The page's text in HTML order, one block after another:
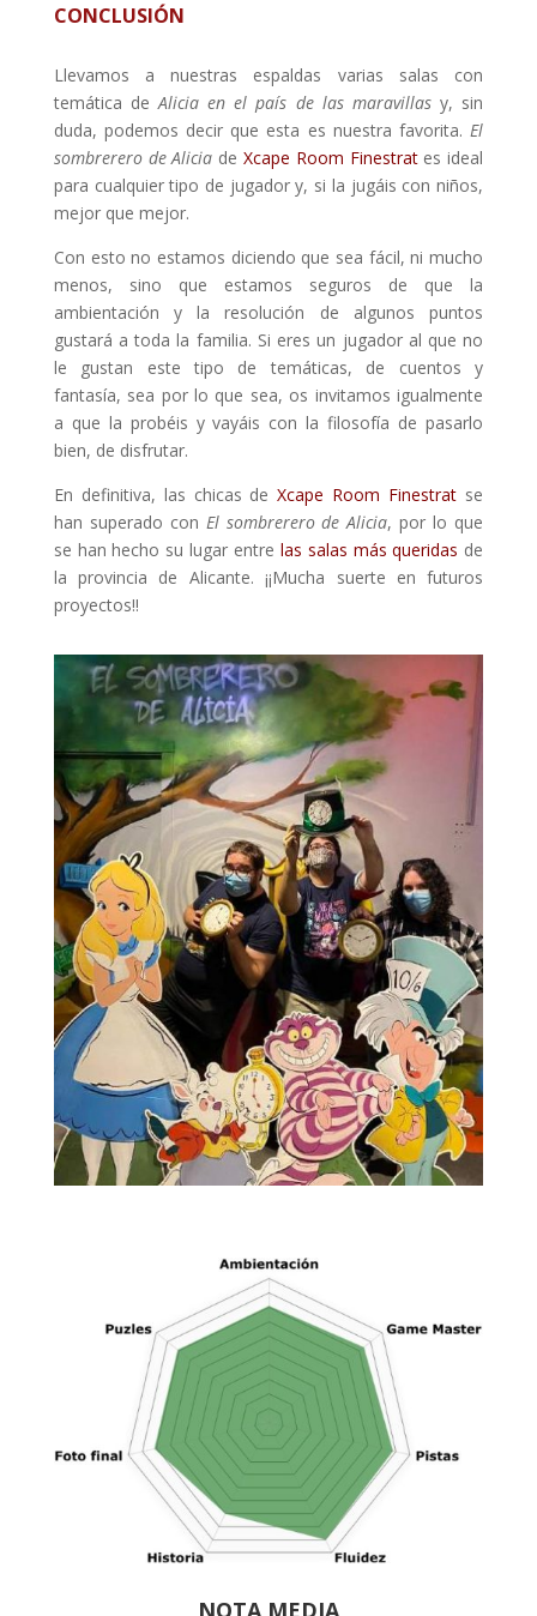
CONCLUSIÓN
Llevamos a nuestras espaldas varias salas con
temática deAlicia en el país de las maravillasy, sin
duda, podemos decir que esta es nuestra favorita. El
sombrerero de Alicia deXcape Room Finestrates ideal
para cualquier tipo de jugador y, si la jugáis con niños,
mejor que mejor.
Con esto no estamos diciendo que sea fácil, ni mucho
menos, sino que estamos seguros de que la
ambientación y la resolución de algunos puntos
gustará a toda la familia. Si eres un jugador al que no
le gustan este tipo de temáticas, de cuentos y
fantasía, sea por lo que sea, os invitamos igualmente
a que la probéis y vayáis con la filosofía de pasarlo
bien, de disfrutar.
En definitiva, las chicas deXcape Room Finestrat se
han superado con El sombrerero de Alicia, por lo que
se han hecho su lugar entre las salas más queridas de
la provincia de Alicante. ¡¡Mucha suerte en futuros
proyectos!!